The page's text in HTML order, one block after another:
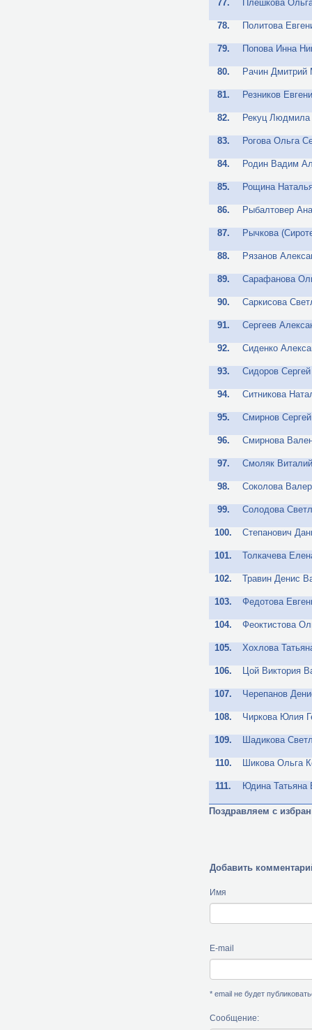
77. Плешкова
78. Политова
79. Попова Инна
80. Рачин Дмитрий
81. Резников
82. Рекуц
83. Рогова Ольга
84. Родин Вадим
85. Рощина
86. Рыбалтовер
87. Рычкова
88. Рязанов
89. Сарафанова
90. Саркисова
91. Сергеев
92. Сиденко
93. Сидоров
94. Ситникова
95. Смирнов
96. Смирнова
97. Смоляк
98. Соколова
99. Солодова
100. Степанович
101. Толкачева
102. Травин Денис
103. Федотова
104. Феоктистова
105. Хохлова
106. Цой Виктория
107. Черепанов
108. Чиркова Юлия
109. Шадикова
110. Шикова Ольга
111. Юдина Татьяна
Поздравляем с
Добавить
Имя
E-mail
* email не будет
Сообщение: